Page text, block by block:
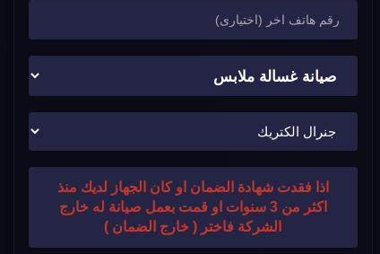
اذا فقدت شهادة الضمان او كان الجهاز لديك منذ
اكثر من 3 سنوات او قمت بعمل صيانة له خارج
الشركة فاختر ( خارج الضمان )